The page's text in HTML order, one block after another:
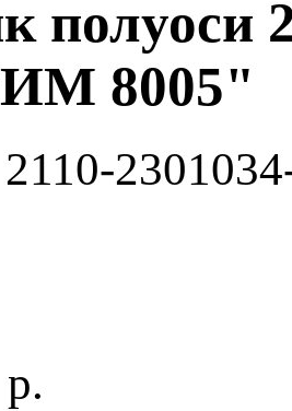
8005"